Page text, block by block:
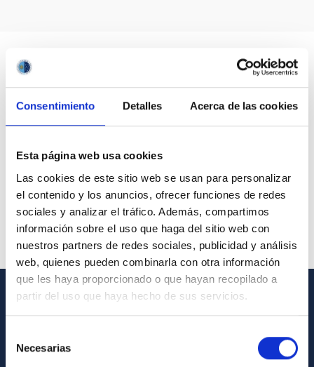
Consentimiento Detalles Acerca de las cookies
Esta página web usa cookies
Las cookies de este sitio web se usan para personalizar
el contenido y los anuncios, ofrecer funciones de redes
sociales y analizar el tráfico. Además, compartimos
información sobre el uso que haga del sitio web con
nuestros partners de redes sociales, publicidad y análisis
web, quienes pueden combinarla con otra información
que les haya proporcionado o que hayan recopilado a
partir del uso que haya hecho de sus servicios.
Necesarias